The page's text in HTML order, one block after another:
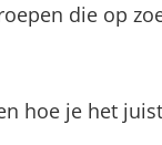
die op
hoe je het